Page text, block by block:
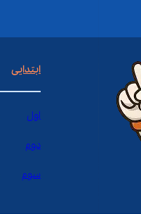
ابتدایی
اول
دوم
سوم